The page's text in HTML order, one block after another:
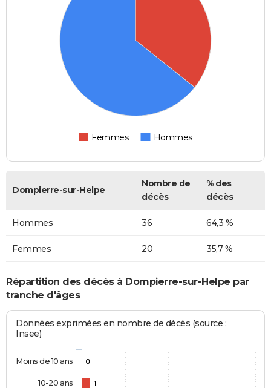
Femmes Hommes
Dompierre-sur-Helpe
Nombre de
décès
% des
décès
Hommes 36 64,3 %
Femmes 20 35,7 %
Répartition des décès à Dompierre-sur-Helpe par
tranche d'âges
Données exprimées en nombre de décès (source :
Insee)
0
1
Moins de 10 ans
10-20 ans